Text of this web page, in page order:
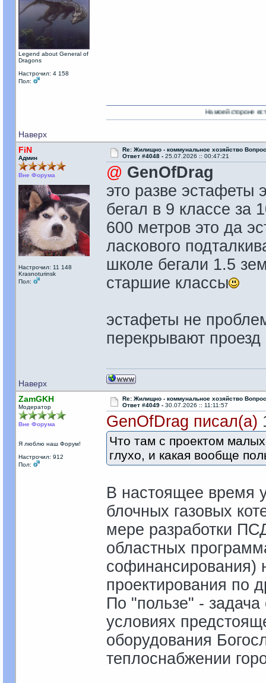
Legend about General of
Dragons
Настрочил: 4 158
Пол:
Наверх
На моей стороне есть Никто!
FiN
Админ
Вне Форума
Настрочил: 11 148
Krasnoturinsk
Пол:
Re: Жилищно - коммунальное хозяйство
Ответ #4048 - 25.07.2026 :: 00:47:21
@ GenOfDrag
это разве эстафеты
бегал в 9 классе за
600 метров это да
ласкового
школе бегали 1.5
старшие классы
эстафеты не
перекрывают
Наверх
ZamGKH
Модератор
Вне Форума
Я люблю наш Форум!
Настрочил: 912
Пол:
Re: Жилищно - коммунальное хозяйство
Ответ #4049 - 30.07.2026 :: 11:11:57
GenOfDrag писал(а)
Что там с проектом
глухо, и какая вообще
В настоящее время
блочных газовых
мере разработки
областных
проектирования по
По "пользе" -
условиях
оборудования
теплоснабжении